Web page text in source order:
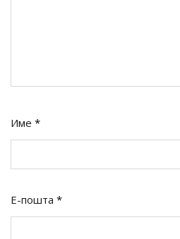
Име *
Е-пошта *